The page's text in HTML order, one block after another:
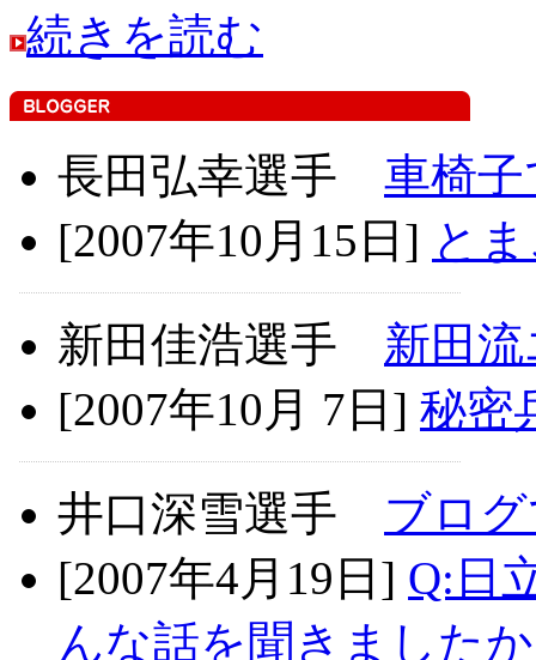
続きを読む
長田弘幸選手 車椅
[2007年10月15日] と
新田佳浩選手 新田
[2007年10月 7日] 秘密
井口深雪選手 ブロ
[2007年4月19日] Q:日
んな話を聞きました